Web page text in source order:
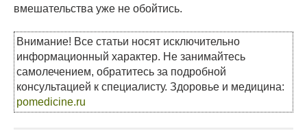
вмешательства уже не обойтись.
Внимание! Все статьи носят исключительно
информационный характер. Не занимайтесь
самолечением, обратитесь за подробной
консультацией к специалисту. Здоровье и медицина:
pomedicine.ru